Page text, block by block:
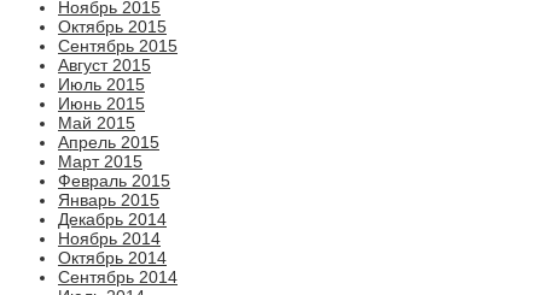
Ноябрь 2015
Октябрь 2015
Сентябрь 2015
Август 2015
Июль 2015
Июнь 2015
Май 2015
Апрель 2015
Март 2015
Февраль 2015
Январь 2015
Декабрь 2014
Ноябрь 2014
Октябрь 2014
Сентябрь 2014